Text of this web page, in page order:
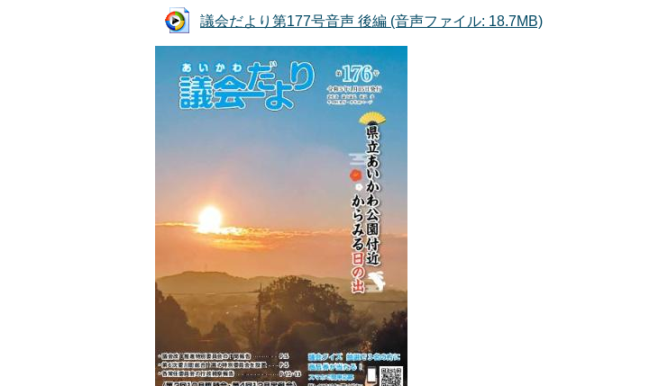
議会だより第177号音声 後編 (音声ファイル: 18.7MB)